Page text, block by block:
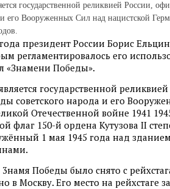
государственной реликвией России,
и его Вооруженных Сил над нацистcкой
президент России Борис
регламентировалось его
«Знамени Победы».
государственной
советского народа и его
Отечественной войне 1941
флаг 150-й ордена Кутузова II
1 мая 1945 года над
3намя Победы было снято с
в Москву. Его место на рейхстаге